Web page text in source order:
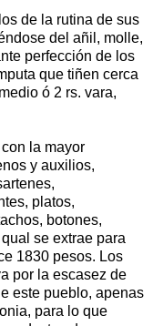
de la rutina de sus
del añil, molle,
perfección de los
que tiñen cerca
ó 2 rs. vara,
la mayor
y auxilios,
platos,
botones,
se extrae para
1830 pesos. Los
por la escasez de
este pueblo, apenas
para lo que